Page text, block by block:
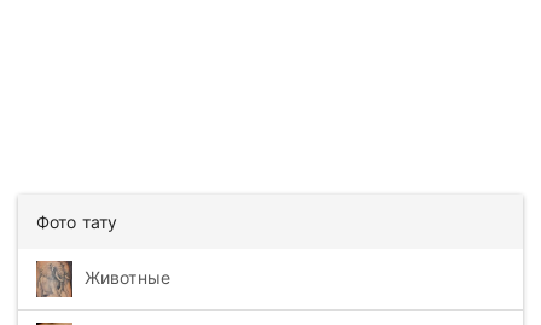
Фото тату
Животные